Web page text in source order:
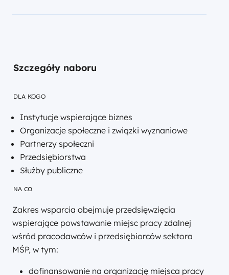
Szczegóły naboru
DLA KOGO
Instytucje wspierające biznes
Organizacje społeczne i związki wyznaniowe
Partnerzy społeczni
Przedsiębiorstwa
Służby publiczne
NA CO
Zakres wsparcia obejmuje przedsięwzięcia
wspierające powstawanie miejsc pracy zdalnej
wśród pracodawców i przedsiębiorców sektora
MŚP, w tym:
dofinansowanie na organizację miejsca pracy